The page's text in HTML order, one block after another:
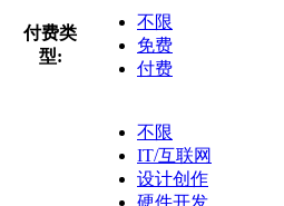
付费类
型:
不限
免费
付费
不限
IT/互联网
设计创作
硬件开发